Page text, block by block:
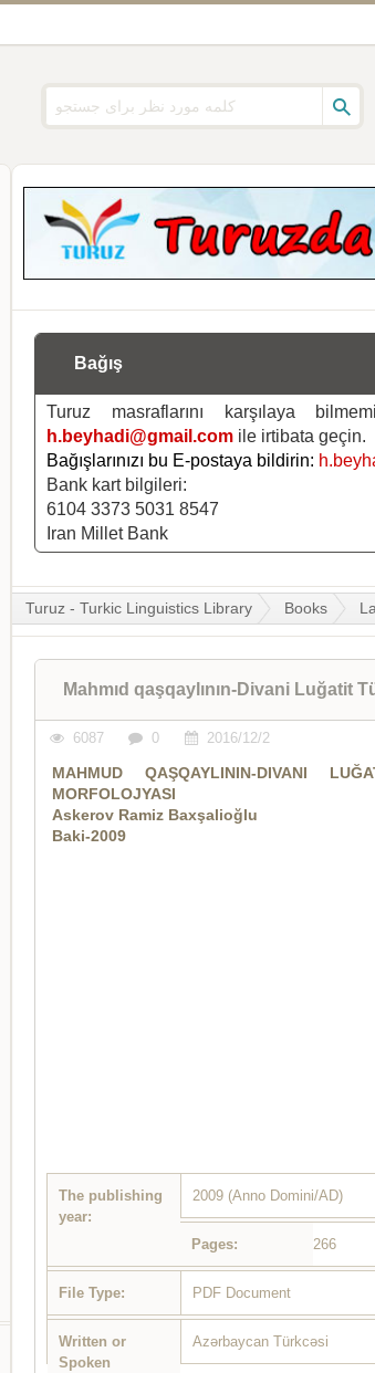
Bağış
Turuz masraflarını karşılaya
h.beyhadi@gmail.com ile irtibata geçin.
Bağışlarınızı bu E-postaya bildirin:
Bank kart bilgileri:
6104 3373 5031 8547
Iran Millet Bank
Turuz - Turkic Linguistics Library Books
Mahmıd qaşqaylının-Divani Luğatit
6087 0 2016/12/2
MAHMUD QAŞQAYLININ-DIVANI
MORFOLOJYASI
Askerov Ramiz Baxşalioğlu
Baki-2009
The publishing
year:
2009 (Anno Domini/AD)
Pages: 266
File Type: PDF Document
Written or
Spoken
Azərbaycan Türkcəsi